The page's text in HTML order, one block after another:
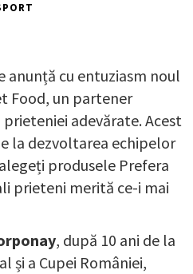
anunță cu entuziasm noul
Food, un partener
adevărate. Acest
la dezvoltarea echipelor
produsele Prefera
prieteni merită ce-i mai
, după 10 ani de la
și a Cupei României,